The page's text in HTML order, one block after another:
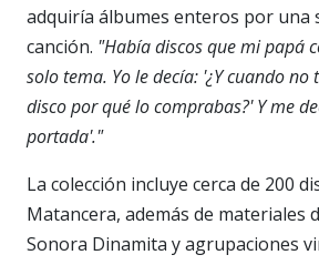
adquiría álbumes enteros por una
canción. "Había discos que mi papá
solo tema. Yo le decía: '¿Y cuando
disco por qué lo comprabas?' Y me
portada'."
La colección incluye cerca de 200
Matancera, además de materiales
Sonora Dinamita y agrupaciones